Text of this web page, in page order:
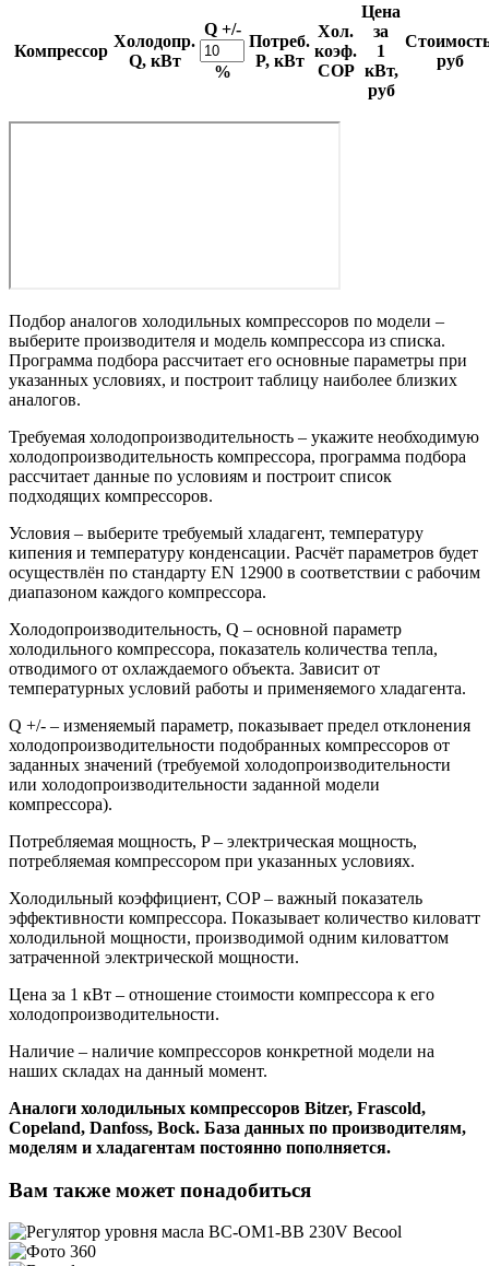
Компрессор
Холодопр.
Q, кВт
Q +/-
%
Потреб.
P, кВт
Хол.
коэф.
COP
Цена
за
1
кВт,
руб
руб
Подбор аналогов холодильных компрессоров по модели –
выберите производителя и модель компрессора из списка.
Программа подбора рассчитает его основные параметры при
указанных условиях, и построит таблицу наиболее близких
аналогов.
Требуемая холодопроизводительность – укажите необходимую
холодопроизводительность компрессора, программа подбора
рассчитает данные по условиям и построит список
подходящих компрессоров.
Условия – выберите требуемый хладагент, температуру
кипения и температуру конденсации. Расчёт параметров будет
осуществлён по стандарту EN 12900 в соответствии с рабочим
диапазоном каждого компрессора.
Холодопроизводительность, Q – основной параметр
холодильного компрессора, показатель количества тепла,
отводимого от охлаждаемого объекта. Зависит от
температурных условий работы и применяемого хладагента.
Q +/- – изменяемый параметр, показывает предел отклонения
холодопроизводительности подобранных компрессоров от
заданных значений (требуемой холодопроизводительности
или холодопроизводительности заданной модели
компрессора).
Потребляемая мощность, P – электрическая мощность,
потребляемая компрессором при указанных условиях.
Холодильный коэффициент, COP – важный показатель
эффективности компрессора. Показывает количество киловатт
холодильной мощности, производимой одним киловаттом
затраченной электрической мощности.
Цена за 1 кВт – отношение стоимости компрессора к его
холодопроизводительности.
Наличие – наличие компрессоров конкретной модели на
наших складах на данный момент.
Аналоги холодильных компрессоров Bitzer, Frascold,
Copeland, Danfoss, Bock. База данных по производителям,
моделям и хладагентам постоянно пополняется.
Вам также может понадобиться